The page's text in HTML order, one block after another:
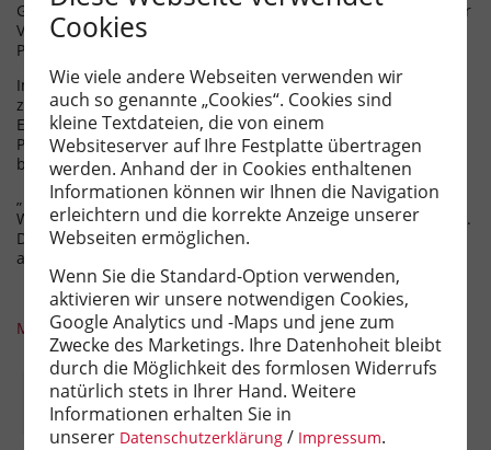
Gebäude umfasst rund 1.300 Quadratmeter und verfügt über
Value Add-Potenzial. Die Bruttorendite beläuft sich auf 4,2
Prozent.
In Geretsried ist eine Wohnanlage aus den 60er Jahren mit
zehn Wohnungen in zwei Häusern von einer
Erbengemeinschaft durch Rohrer Immobilien an einen
Projektentwickler veräußert worden. Der Kaufpreisfaktor lag
beim 30-fachen der Nettokaltmiete.
„Bei beiden Transaktionen zeigen sich deutlich die
Wertpotenziale und Renditeunterschiede zur Stadt München.
Deswegen gehen wir weiterhin von einem Trend ins Umland
aus“, so
Mehr Infos zum Objekt-Verkauf in Geretsried
Cookies
Wie viele andere Webseiten verwenden wir
auch so genannte „Cookies“. Cookies sind
kleine Textdateien, die von einem
Websiteserver auf Ihre Festplatte übertragen
werden. Anhand der in Cookies enthaltenen
Informationen können wir Ihnen die Navigation
erleichtern und die korrekte Anzeige unserer
Webseiten ermöglichen.
Wenn Sie die Standard-Option verwenden,
aktivieren wir unsere notwendigen Cookies,
Google Analytics und -Maps und jene zum
Zwecke des Marketings. Ihre Datenhoheit bleibt
durch die Möglichkeit des formlosen Widerrufs
natürlich stets in Ihrer Hand. Weitere
Informationen erhalten Sie in
unserer Datenschutzerklärung / Impressum.